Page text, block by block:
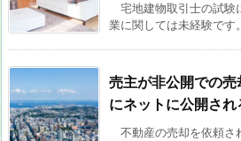
宅地建物取引士の試験
業に関しては未経験です
売主が非公開での
にネットに公開さ
不動産の売却を依頼さ